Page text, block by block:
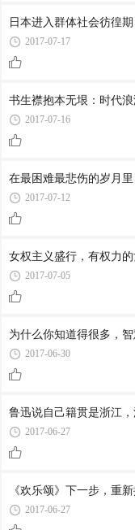
日本进入群体社会彷徨
2017-07-17
书生襟抱本无垠：时代
2017-07-16
在最困难最悲伤的岁月
2017-07-12
女权主义盛行，有权力
2017-07-05
为什么你知道得很多，
2017-06-30
鲁迅说自己籍贯是浙江
2017-06-27
《欢乐颂》下一步，重
2017-06-27